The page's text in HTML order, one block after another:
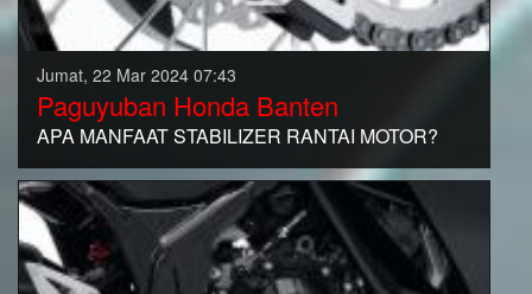
Jumat, 22 Mar 2024 07:43
Paguyuban Honda Banten
APA MANFAAT STABILIZER RANTAI MOTOR?